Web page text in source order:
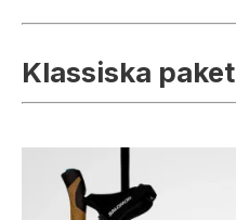
Klassiska paket